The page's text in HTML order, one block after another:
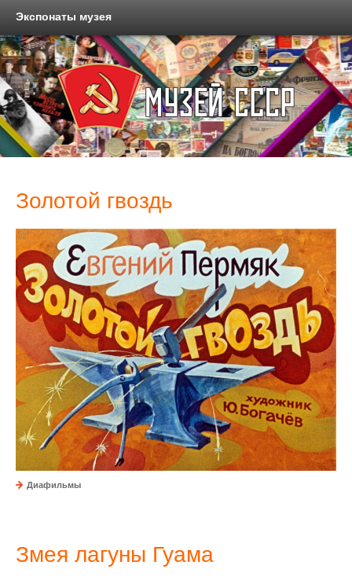
Экспонаты музея
Золотой гвоздь
Диафильмы
Змея лагуны Гуама